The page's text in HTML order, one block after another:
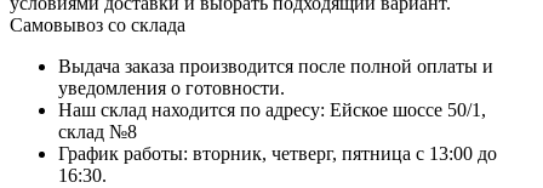
Самовывоз со склада
Выдача заказа производится после полной оплаты и
уведомления о готовности.
Наш склад находится по адресу: Ейское шоссе 50/1,
склад №8
График работы: вторник, четверг, пятница с 13:00 до
16:30.